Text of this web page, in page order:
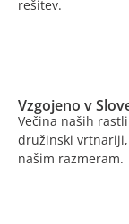
rešitev.
Vzgojeno v
Večina naših
družinski
našim razmeram.